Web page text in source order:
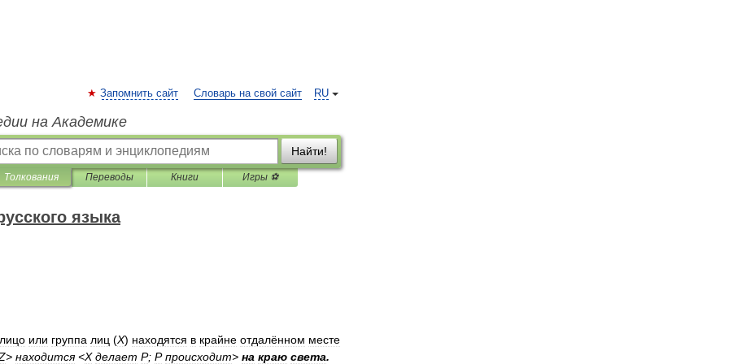
RU
Запомнить сайт Словарь на свой сайт
на Академике
Найти!
Толкования Переводы Книги Игры ⚽
языка
лицо или группа лиц (Х) находятся в крайне отдалённом месте
> находится<Х делает Р; Р происходит> на краю света.